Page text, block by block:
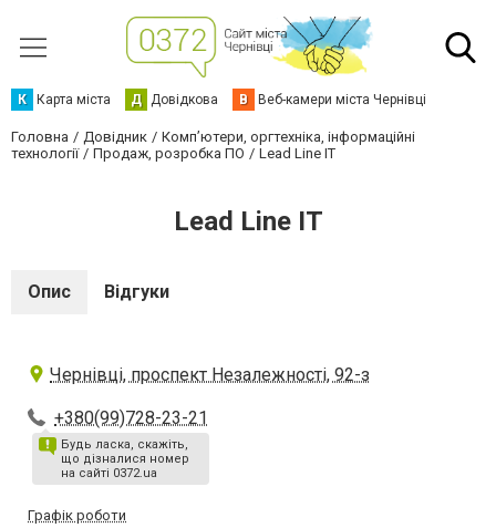
К Карта міста Д Довідкова В Веб-камери міста Чернівці
Головна Довідник
Комп’ютери, оргтехніка, інформаційні
технології
Продаж, розробка ПО Lead Line IT
Lead Line IT
Опис Відгуки
Чернівці, проспект Незалежності, 92-з
+380(99)728-23-21
Будь ласка, скажіть,
що дізналися номер
на сайті 0372.ua
Графік роботи